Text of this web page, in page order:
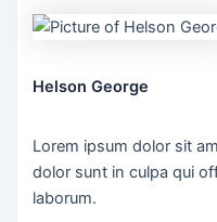
Helson George
Lorem ipsum dolor sit
dolor sunt in culpa qui
laborum.